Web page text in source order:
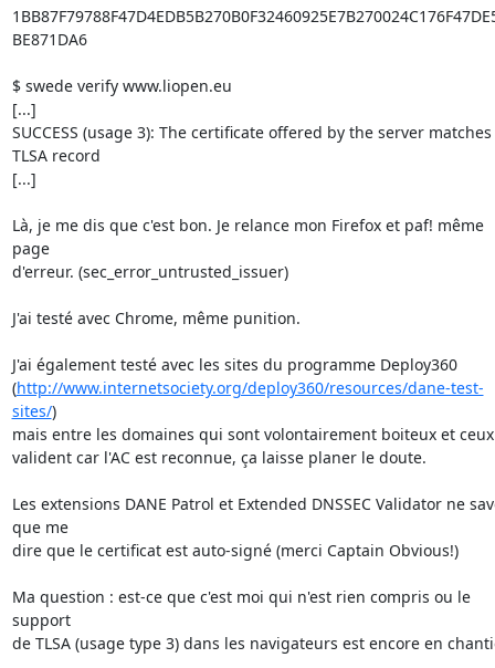
BE871DA6
$ swede verify www.liopen.eu
[...]
SUCCESS (usage 3): The certificate offered by the server
TLSA record
[...]
Là, je me dis que c'est bon. Je relance mon Firefox et paf! même
page
d'erreur. (sec_error_untrusted_issuer)
J'ai testé avec Chrome, même punition.
J'ai également testé avec les sites du programme Deploy360
(http://www.internetsociety.org/deploy360/resources/dane-test-
sites/)
mais entre les domaines qui sont volontairement boiteux et
valident car l'AC est reconnue, ça laisse planer le doute.
Les extensions DANE Patrol et Extended DNSSEC Validator ne
que me
dire que le certificat est auto-signé (merci Captain Obvious!)
Ma question : est-ce que c'est moi qui n'est rien compris ou le
support
de TLSA (usage type 3) dans les navigateurs est encore en